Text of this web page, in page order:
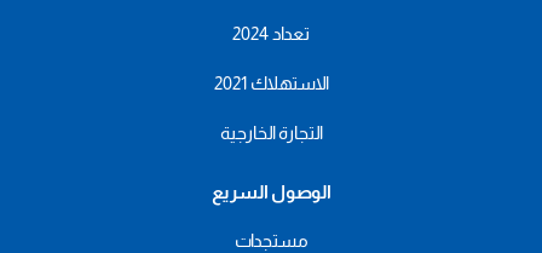
تعداد 2024
الاستهلاك 2021
التجارة الخارجية
الوصول السريع
مستجدات